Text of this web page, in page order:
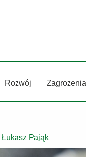
Rozwój Zagrożenia
Łukasz Pająk